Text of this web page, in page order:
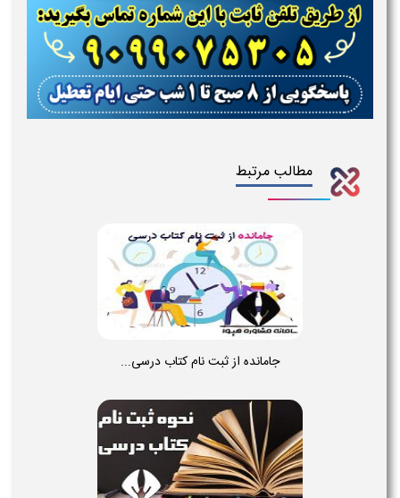
مطالب مرتبط
جامانده از ثبت نام کتاب درسی...